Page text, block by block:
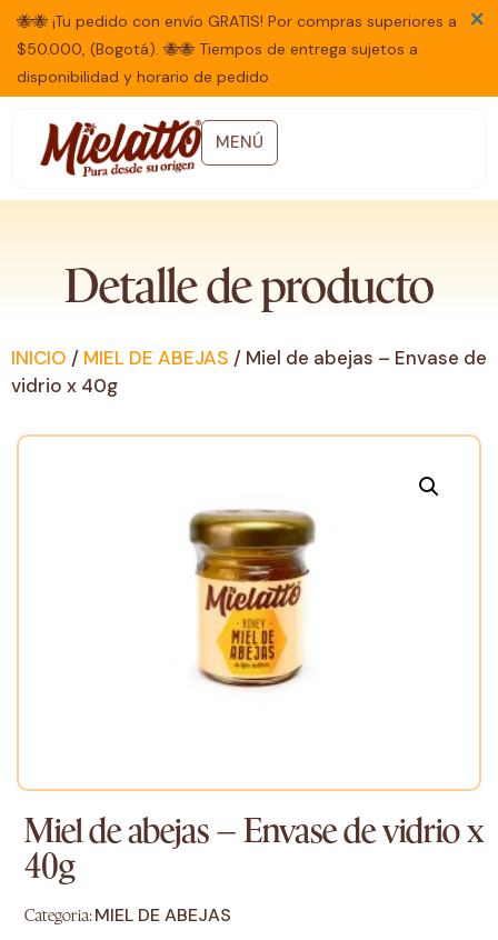
🐝🐝 ¡Tu pedido con envío GRATIS! Por compras superiores a
$50.000, (Bogotá). 🐝🐝 Tiempos de entrega sujetos a
disponibilidad y horario de pedido
×
MENÚ
Detalle de producto
INICIO / MIEL DE ABEJAS / Miel de abejas – Envase de
vidrio x 40g
Miel de abejas – Envase de vidrio x
40g
Categoria:MIEL DE ABEJAS